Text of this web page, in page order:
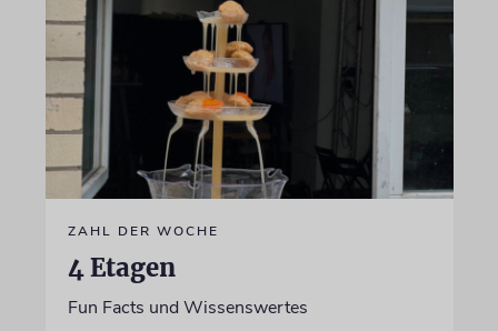
ZAHL DER WOCHE
4 Etagen
Fun Facts und Wissenswertes